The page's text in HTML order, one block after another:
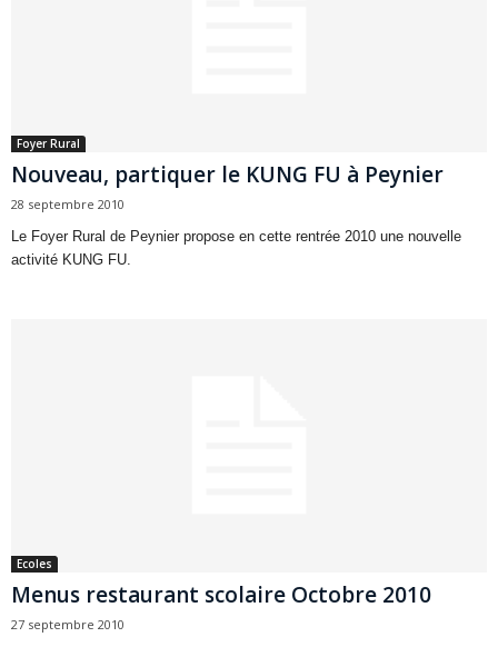
Foyer Rural
Nouveau, partiquer le KUNG FU à Peynier
28 septembre 2010
Le Foyer Rural de Peynier propose en cette rentrée 2010 une nouvelle
activité KUNG FU.
Ecoles
Menus restaurant scolaire Octobre 2010
27 septembre 2010